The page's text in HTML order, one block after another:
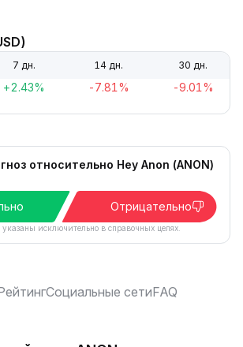
7 дн. 14 дн. 30 дн.
+2.43% -7.81% -9.01%
относительно Hey Anon (ANON)
Отрицательно
исключительно в справочных целях.
Социальные сетиFAQ